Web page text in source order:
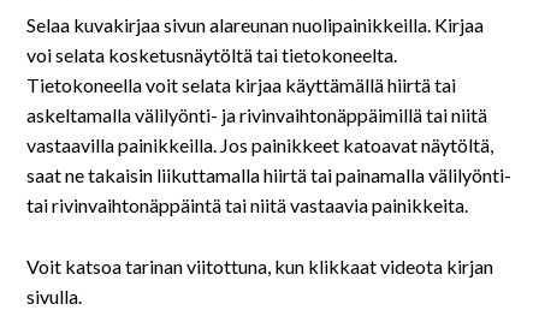
Selaa kuvakirjaa sivun alareunan nuolipainikkeilla. Kirjaa
voi selata kosketusnäytöltä tai tietokoneelta.
Tietokoneella voit selata kirjaa käyttämällä hiirtä tai
askeltamalla välilyönti- ja rivinvaihtonäppäimillä tai niitä
vastaavilla painikkeilla. Jos painikkeet katoavat näytöltä,
saat ne takaisin liikuttamalla hiirtä tai painamalla välilyönti-
tai rivinvaihtonäppäintä tai niitä vastaavia painikkeita.
Voit katsoa tarinan viitottuna, kun klikkaat videota kirjan
sivulla.